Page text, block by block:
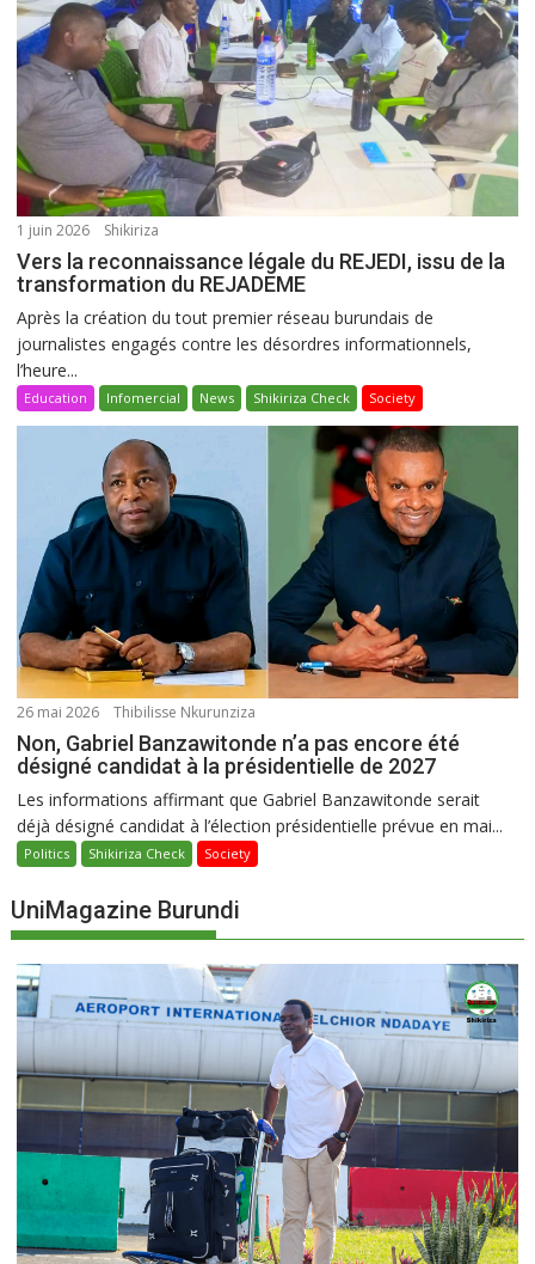
1 juin 2026 Shikiriza
Vers la reconnaissance légale du REJEDI, issu de la
transformation du REJADEME
Après la création du tout premier réseau burundais de
journalistes engagés contre les désordres informationnels,
l’heure...
Education Infomercial News Shikiriza Check Society
26 mai 2026 Thibilisse Nkurunziza
Non, Gabriel Banzawitonde n’a pas encore été
désigné candidat à la présidentielle de 2027
Les informations affirmant que Gabriel Banzawitonde serait
déjà désigné candidat à l’élection présidentielle prévue en mai...
Politics Shikiriza Check Society
UniMagazine Burundi